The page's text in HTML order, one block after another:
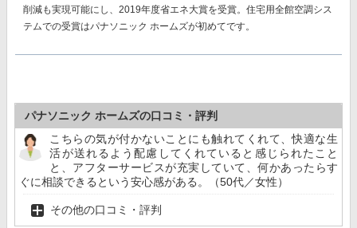
削減も実現可能にし、 2019年度省エネ大賞を受賞。 住宅用全館空調シス
テムでの受賞はパナソニック ホームズが初めてです。
パナソニック ホームズの口コミ・評判
こちらの気が付かないことにも触れてくれて、快適な生
活が送れるよう配慮してくれていると感じられたこと
と、アフターサービスが充実していて、何かあったらす
ぐに相談できるという安心感がある。（50代／女性）
その他の口コミ・評判